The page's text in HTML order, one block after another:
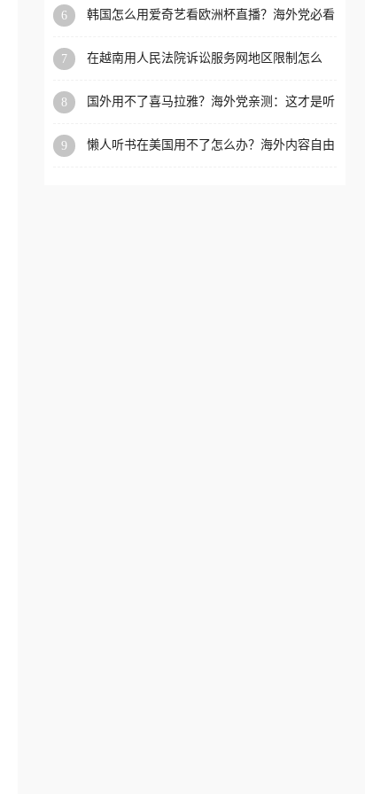
6
韩国怎么用爱奇艺看欧洲杯直播？海外党必看
7
在越南用人民法院诉讼服务网地区限制怎么
8
国外用不了喜马拉雅？海外党亲测：这才是听
9
懒人听书在美国用不了怎么办？海外内容自由